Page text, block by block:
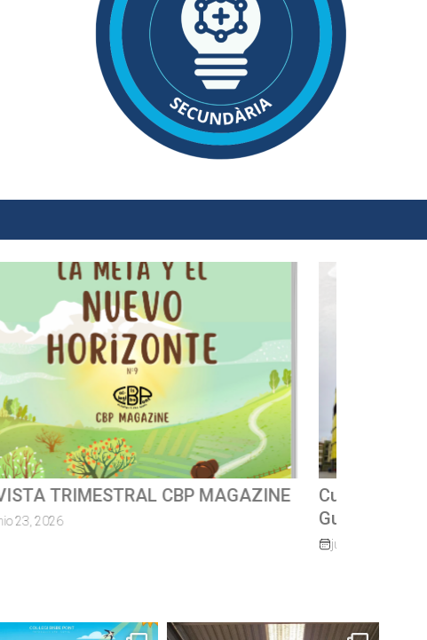
Cursa escolar solidàriaMossèn
Guillermo 2026